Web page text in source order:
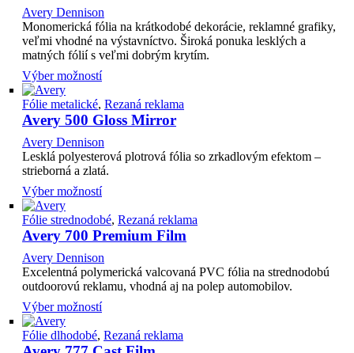
Avery Dennison
Monomerická fólia na krátkodobé dekorácie, reklamné grafiky,
veľmi vhodné na výstavníctvo. Široká ponuka lesklých a
matných fólií s veľmi dobrým krytím.
Výber možností
Fólie metalické, Rezaná reklama
Avery 500 Gloss Mirror
Avery Dennison
Lesklá polyesterová plotrová fólia so zrkadlovým efektom –
strieborná a zlatá.
Výber možností
Fólie strednodobé, Rezaná reklama
Avery 700 Premium Film
Avery Dennison
Excelentná polymerická valcovaná PVC fólia na strednodobú
outdoorovú reklamu, vhodná aj na polep automobilov.
Výber možností
Fólie dlhodobé, Rezaná reklama